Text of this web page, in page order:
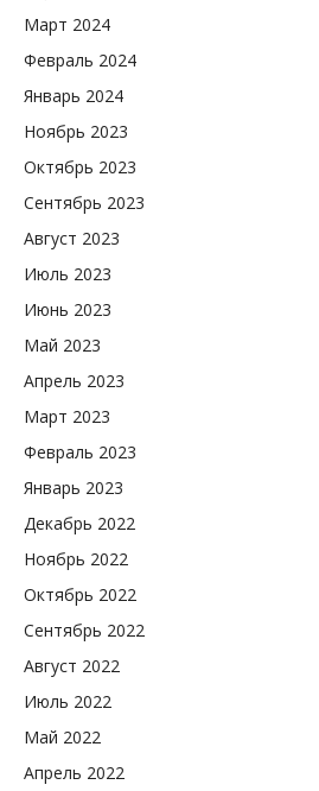
Март 2024
Февраль 2024
Январь 2024
Ноябрь 2023
Октябрь 2023
Сентябрь 2023
Август 2023
Июль 2023
Июнь 2023
Май 2023
Апрель 2023
Март 2023
Февраль 2023
Январь 2023
Декабрь 2022
Ноябрь 2022
Октябрь 2022
Сентябрь 2022
Август 2022
Июль 2022
Май 2022
Апрель 2022